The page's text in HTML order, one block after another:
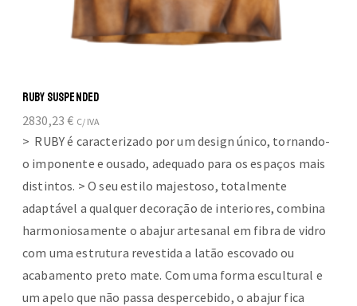
RUBY SUSPENDED
2830,23€ C/ IVA
> RUBY é caracterizado por um design único, tornando-
o imponente e ousado, adequado para os espaços mais
distintos. > O seu estilo majestoso, totalmente
adaptável a qualquer decoração de interiores, combina
harmoniosamente o abajur artesanal em fibra de vidro
com uma estrutura revestida a latão escovado ou
acabamento preto mate. Com uma forma escultural e
um apelo que não passa despercebido, o abajur fica